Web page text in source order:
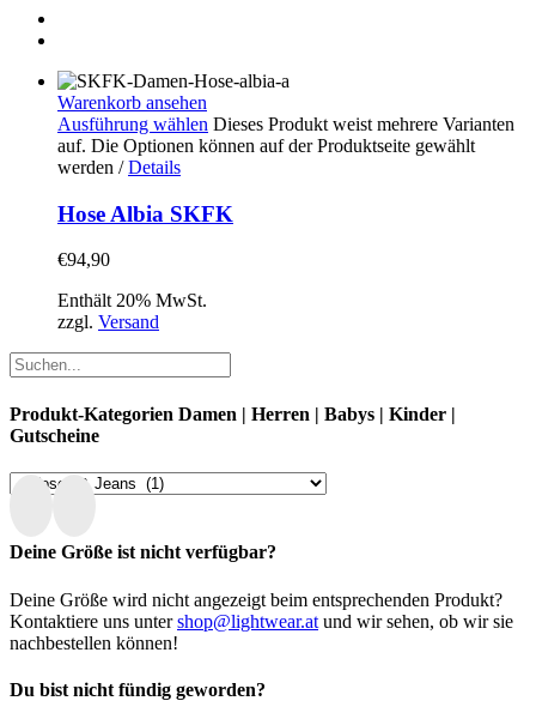
Warenkorb ansehen
Ausführung wählen Dieses Produkt weist mehrere Varianten
auf. Die Optionen können auf der Produktseite gewählt
werden / Details
Hose Albia SKFK
€94,90
Enthält 20% MwSt.
zzgl. Versand
Produkt-Kategorien Damen | Herren | Babys | Kinder |
Gutscheine
Deine Größe ist nicht verfügbar?
Deine Größe wird nicht angezeigt beim entsprechenden Produkt?
Kontaktiere uns untershop@lightwear.at und wir sehen, ob wir sie
nachbestellen können!
Du bist nicht fündig geworden?